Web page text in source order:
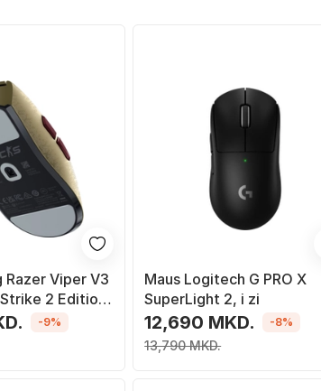
Razer Viper V3
2 Edition,
DPI, i zi
-9%
Maus Logitech G PRO X
SuperLight 2, i zi
12,690 MKD.
13,790 MKD.
-8%